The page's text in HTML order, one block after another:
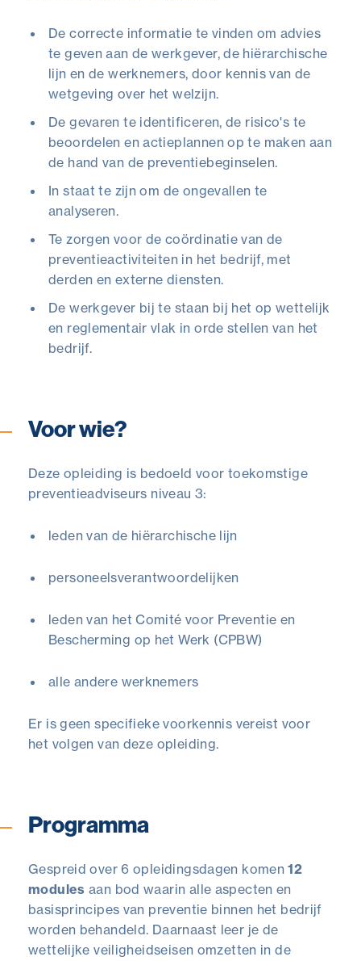
De correcte informatie te vinden om advies
te geven aan de werkgever, de hiërarchische
lijn en de werknemers, door kennis van de
wetgeving over het welzijn.
De gevaren te identificeren, de risico's te
beoordelen en actieplannen op te maken aan
de hand van de preventiebeginselen.
In staat te zijn om de ongevallen te
analyseren.
Te zorgen voor de coördinatie van de
preventieactiviteiten in het bedrijf, met
derden en externe diensten.
De werkgever bij te staan bij het op wettelijk
en reglementair vlak in orde stellen van het
bedrijf.
Voor wie?
Deze opleiding is bedoeld voor toekomstige
preventieadviseurs niveau 3:
leden van de hiërarchische lijn
personeelsverantwoordelijken
leden van het Comité voor Preventie en
Bescherming op het Werk (CPBW)
alle andere werknemers
Er is geen specifieke voorkennis vereist voor
het volgen van deze opleiding.
Programma
Gespreid over 6 opleidingsdagen komen12
modules aan bod waarin alle aspecten en
basisprincipes van preventie binnen het bedrijf
worden behandeld. Daarnaast leer je de
wettelijke veiligheidseisen omzetten in de